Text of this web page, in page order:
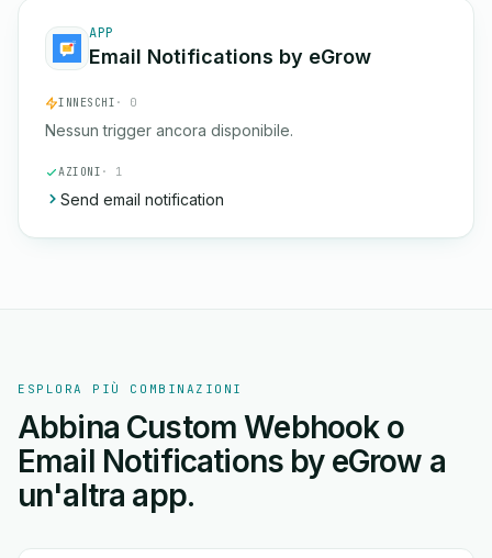
APP
Email Notifications by eGrow
INNESCHI · 0
Nessun trigger ancora disponibile.
AZIONI · 1
Send email notification
ESPLORA PIÙ COMBINAZIONI
Abbina Custom Webhook o
Email Notifications by eGrow a
un'altra app.